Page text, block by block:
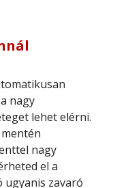
nagy
lehet elérni.
nagy
el a
ugyanis zavaró